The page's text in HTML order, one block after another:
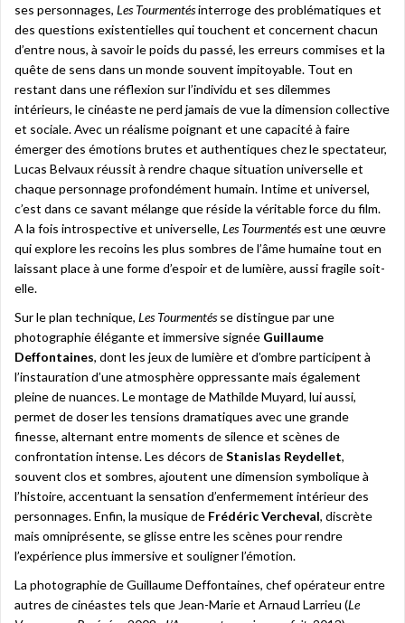
ses personnages, Les Tourmentésinterroge des problématiques et
des questions existentielles qui touchent et concernent chacun
d’entre nous, à savoir le poids du passé, les erreurs commises et la
quête de sens dans un monde souvent impitoyable. Tout en
restant dans une réflexion sur l’individu et ses dilemmes
intérieurs, le cinéaste ne perd jamais de vue la dimension collective
et sociale. Avec un réalisme poignant et une capacité à faire
émerger des émotions brutes et authentiques chez le spectateur,
Lucas Belvaux réussit à rendre chaque situation universelle et
chaque personnage profondément humain. Intime et universel,
c’est dans ce savant mélange que réside la véritable force du film.
A la fois introspective et universelle, Les Tourmentésest une œuvre
qui explore les recoins les plus sombres de l’âme humaine tout en
laissant place à une forme d’espoir et de lumière, aussi fragile soit-
elle.
Sur le plan technique, Les Tourmentésse distingue par une
photographie élégante et immersive signée Guillaume
Deffontaines, dont les jeux de lumière et d’ombre participent à
l’instauration d’une atmosphère oppressante mais également
pleine de nuances. Le montage de Mathilde Muyard, lui aussi,
permet de doser les tensions dramatiques avec une grande
finesse, alternant entre moments de silence et scènes de
confrontation intense. Les décors deStanislas Reydellet,
souvent clos et sombres, ajoutent une dimension symbolique à
l’histoire, accentuant la sensation d’enfermement intérieur des
personnages. Enfin, la musique de Frédéric Vercheval, discrète
mais omniprésente, se glisse entre les scènes pour rendre
l’expérience plus immersive et souligner l’émotion.
La photographie de Guillaume Deffontaines, chef opérateur entre
autres de cinéastes tels que Jean-Marie et Arnaud Larrieu (Le